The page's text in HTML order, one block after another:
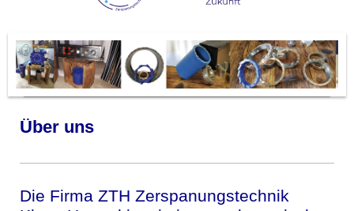
Über uns
Die Firma ZTH Zerspanungstechnik